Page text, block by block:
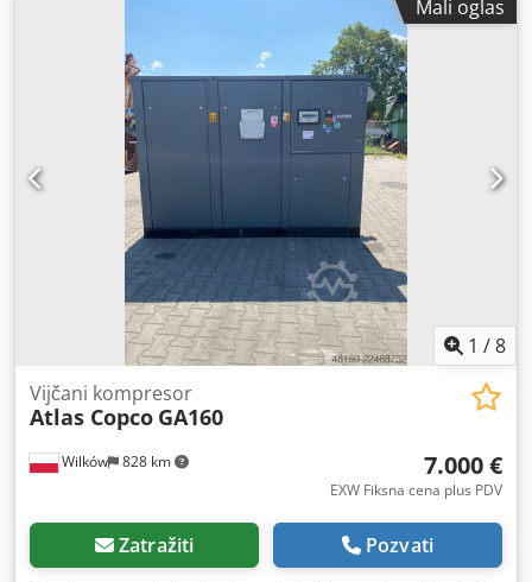
(SATI/UKUPNO): 85719 Dodpfxozq An Nj Aklowa
FREKVENCIJSKI MENJAČ: da UGRAĐENI SUŠAČ: ne
IZMENJIVAČ: ne HLAĐENJE (VAZDUH/VODA): vazduh NA
REZERVOARU: ne DOKUMENTACIJA: ne PRIKLJUČAK: 2 1/2
NOVO/KORIŠĆENO: KORIŠĆENO
Mali oglas
1 /8
Wilków 828 km
Vijčani kompresor
Atlas Copco GA160
7.000 €
EXW Fiksna cena plus PDV
Zatražiti Pozvati